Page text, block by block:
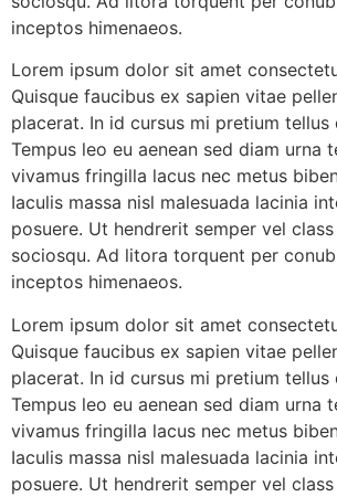
inceptos himenaeos.
Lorem ipsum dolor sit amet
Quisque faucibus ex sapien vitae
placerat. In id cursus mi pretium tellus
Tempus leo eu aenean sed diam urna
vivamus fringilla lacus nec metus
Iaculis massa nisl malesuada lacinia
posuere. Ut hendrerit semper vel
sociosqu. Ad litora torquent per
inceptos himenaeos.
Lorem ipsum dolor sit amet
Quisque faucibus ex sapien vitae
placerat. In id cursus mi pretium tellus
Tempus leo eu aenean sed diam urna
vivamus fringilla lacus nec metus
Iaculis massa nisl malesuada lacinia
posuere. Ut hendrerit semper vel